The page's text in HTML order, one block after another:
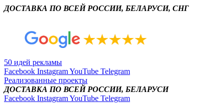
ДОСТАВКА ПО ВСЕЙ РОССИИ, БЕЛАРУСИ, СНГ
50 идей рекламы
Facebook InstagramYouTube Telegram
Реализованные проекты
ДОСТАВКА ПО ВСЕЙ РОССИИ, БЕЛАРУСИ
Facebook InstagramYouTube Telegram